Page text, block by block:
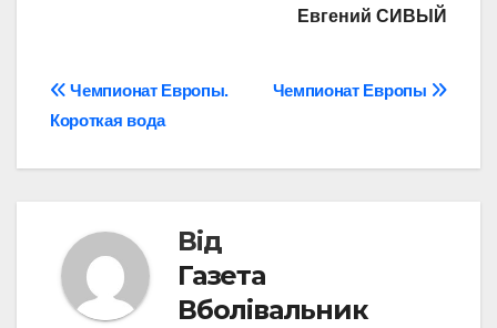
Евгений СИВЫЙ
Навігація
записів
Чемпионат Европы
Чемпионат Европы.
Короткая вода
Від
Газета
Вболівальник